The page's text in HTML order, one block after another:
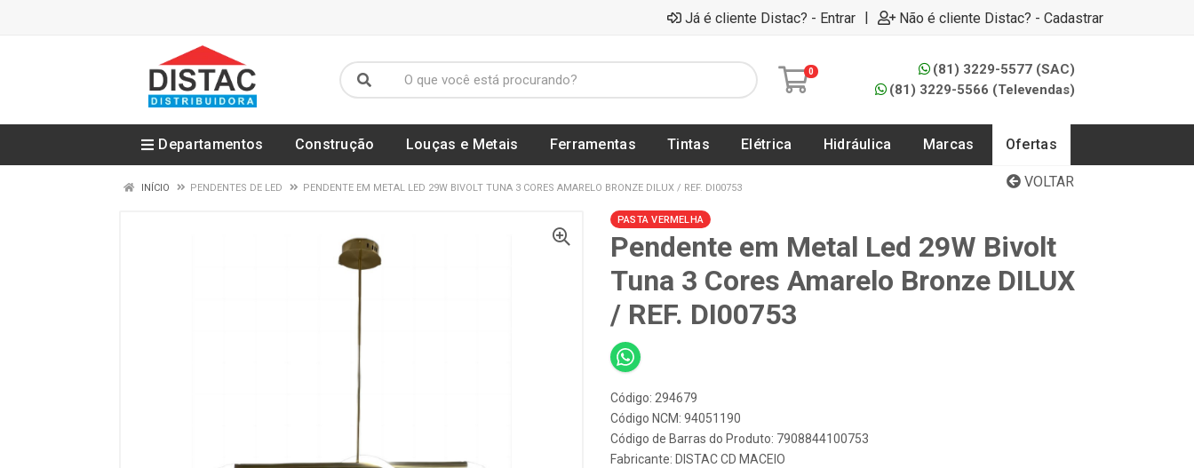
Já é cliente Distac? - Entrar | Não é cliente Distac? - Cadastrar
0
(81) 3229-5577 (SAC)
(81) 3229-5566 (Televendas)
Departamentos Construção Louças e Metais Ferramentas Tintas Elétrica Hidráulica Marcas Ofertas
VOLTAR
INÍCIO PENDENTES DE LED PENDENTE EM METAL LED 29W BIVOLT TUNA 3 CORES AMARELO BRONZE DILUX / REF. DI00753
PASTA VERMELHA
Pendente em Metal Led 29W Bivolt
Tuna 3 Cores Amarelo Bronze DILUX
/ REF. DI00753
Código: 294679
Código NCM: 94051190
Código de Barras do Produto: 7908844100753
Fabricante: DISTAC CD MACEIO